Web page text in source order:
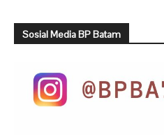
Sosial Media BP Batam